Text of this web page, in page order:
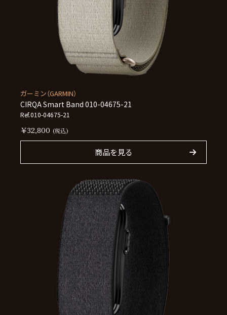
ガーミン（GARMIN）
CIRQA Smart Band 010-04675-21
Ref.010-04675-21
￥32,800 (税込)
商品を見る